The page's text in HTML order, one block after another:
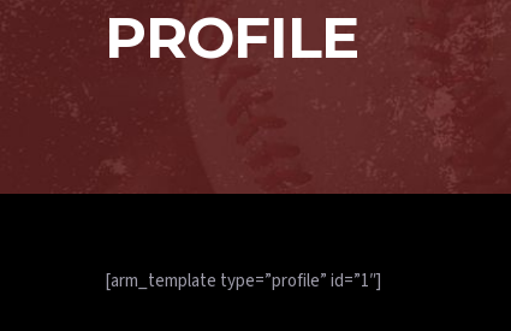
PROFILE
[arm_template type=”profile” id=”1″]